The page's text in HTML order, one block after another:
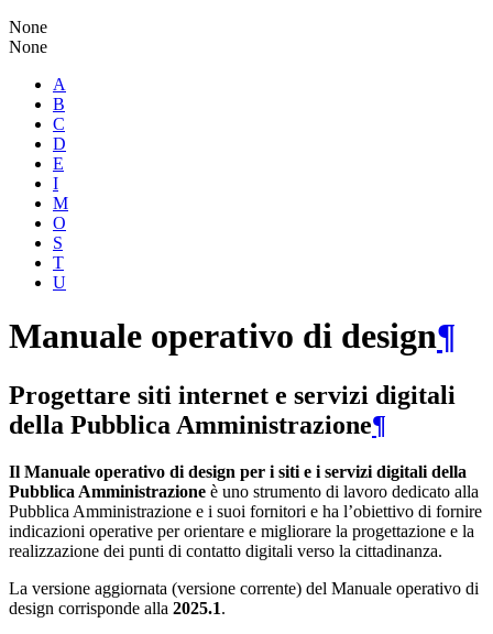
None
None
A
B
C
D
E
I
M
O
S
T
U
Manuale operativo di design¶
Progettare siti internet e servizi digitali
della Pubblica Amministrazione¶
Il Manuale operativo di design per i siti e i servizi digitali della
Pubblica Amministrazione è uno strumento di lavoro dedicato alla
Pubblica Amministrazione e i suoi fornitori e ha l’obiettivo di fornire
indicazioni operative per orientare e migliorare la progettazione e la
realizzazione dei punti di contatto digitali verso la cittadinanza.
La versione aggiornata (versione corrente) del Manuale operativo di
design corrisponde alla 2025.1.